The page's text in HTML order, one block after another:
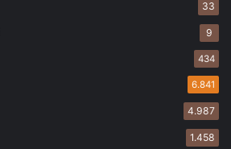
33
9
434
6.841
4.987
1.458